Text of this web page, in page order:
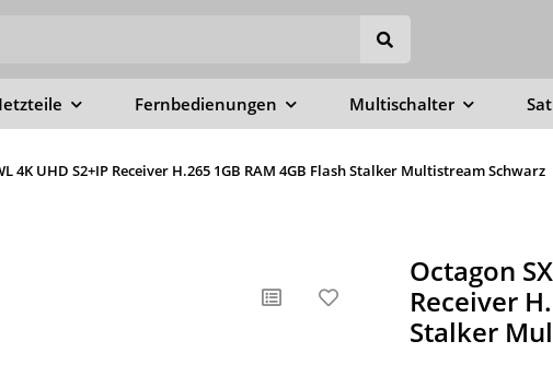
Fernbedienungen Multischalter
4K UHD S2+IP Receiver H.265 1GB RAM 4GB Flash Stalker Multistream Schwarz
Octagon
Receiver
Stalker